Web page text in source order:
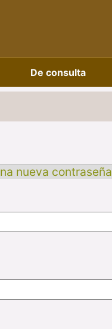
De consulta
nueva contraseña